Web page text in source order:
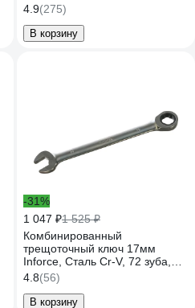
4.9(275)
В корзину
-31%
1 047 ₽1 525 ₽
Комбинированный
трещоточный ключ 17мм
Inforce, Сталь Cr-V, 72 зуба,
профессиональный, 06-05-83
4.8(56)
В корзину